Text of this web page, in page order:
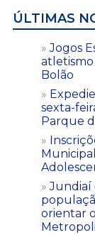
ÚLTIMAS
Jogos
Bolão
sexta-
Parque
Jundiaí
orientar